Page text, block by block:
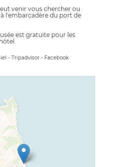
venir vous chercher ou
l'embarcadère du port de
est gratuite pour les
- Tripadvisor - Facebook